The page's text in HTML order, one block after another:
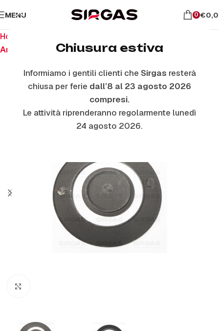
Chiusura estiva
Informiamo i gentili clienti che Sirgas resterà
chiusa per ferie dall’8 al 23 agosto 2026
compresi.
Le attività riprenderanno regolarmente lunedì
24 agosto 2026.
MENU 0 €
Home
Anelli E Piattelli Smaltati
ESAURITO